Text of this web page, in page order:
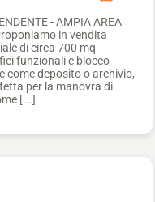
- AMPIA AREA
in vendita
di circa 700 mq
funzionali e blocco
come deposito o archivio,
per la manovra di
[...]